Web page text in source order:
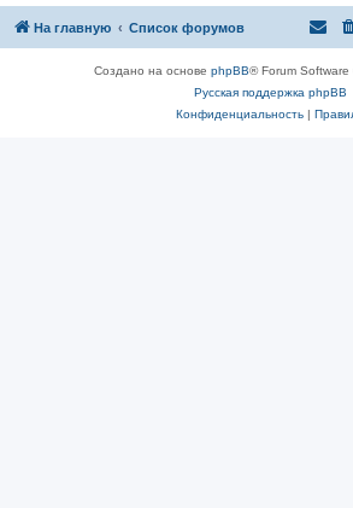
На главную Список форумов
Создано на основе phpBB® Forum
Русская поддержка phpBB
Конфиденциальность|